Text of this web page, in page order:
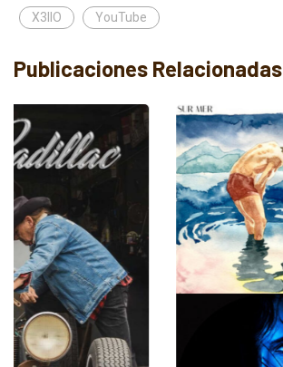
X3llO YouTube
Publicaciones Relacionadas